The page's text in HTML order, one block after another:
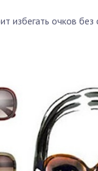
избегать очков